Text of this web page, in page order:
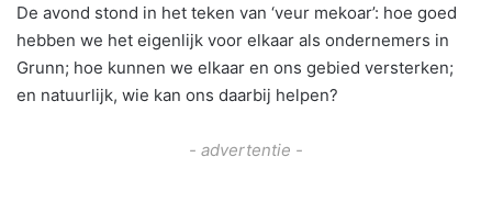
De avond stond in het teken van ‘veur mekoar’: hoe goed
hebben we het eigenlijk voor elkaar als ondernemers in
Grunn; hoe kunnen we elkaar en ons gebied versterken;
en natuurlijk, wie kan ons daarbij helpen?
- advertentie -